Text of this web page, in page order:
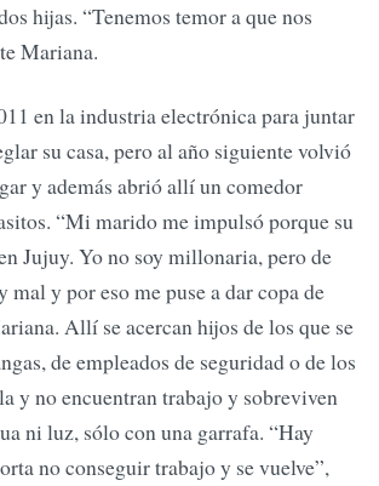
hijas. “Tenemos temor a que nos
Mariana.
en la industria electrónica para juntar
su casa, pero al año siguiente volvió
y además abrió allí un comedor
“Mi marido me impulsó porque su
Jujuy. Yo no soy millonaria, pero de
mal y por eso me puse a dar copa de
Allí se acercan hijos de los que se
de empleados de seguridad o de los
y no encuentran trabajo y sobreviven
ni luz, sólo con una garrafa. “Hay
no conseguir trabajo y se vuelve”,